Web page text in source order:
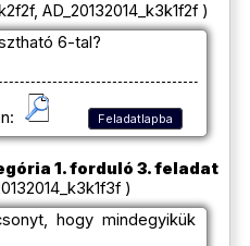
AD_20132014_k3k1f2f )
6-tal?
Feladatlapba
1. forduló 3. feladat
)
hogy mindegyikük